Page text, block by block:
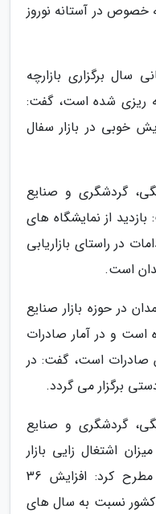
خصوص در آستانه نوروز
سال برگزاری بازارچه
ریزی شده است، گفت:
خوبی در بازار سفال
گردشگری و صنایع
از نمایشگاه های
در راستای بازاریابی
است.
در حوزه بازار صنایع
است و در آمار صادرات
صادرات است، گفت: در
برگزار می گردد.
گردشگری و صنایع
اشتغال زایی بازار
صنایع دستی استان همدان نیز مطرح کرد: افزایش 36
نسبت به سال های